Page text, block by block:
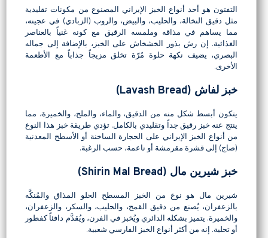
التفتون هو أحد أنواع الخبز الإيراني المصنوع من مكونات تقليدية
مثل دقيق النخالة، والحليب، والبيض، والروب (الزبادي) في عجينه،
مما يساهم في مذاقه وملمسه الرقيق مع كونه غنياً بالعناصر
الغذائية. إن رش بذور الخشخاش على الخبز، بالإضافة إلى جماله
البصري، يضيف نكهة حلوة مُرّة تخلق مزيجاً جذاباً مع الأطعمة
الأخرى.
خبز لفاش (Lavash Bread)
يتكون أبسط شكل منه من الدقيق، والماء، والملح، والخميرة، مما
ينتج عنه خبز رقيق جداً وتقليدي بالكامل. تؤدي طريقة خبز هذا النوع
من أنواع الخبز الإيراني على الحجارة الساخنة أو الأسطح المعدنية
(صاج) إلى قشرة مقرمشة أو ناعمة، حسب الرغبة.
خبز شيرين مال (Shirin Mal Bread)
شيرين مال هو نوع من الخبز المسطح الحلو المذاق والمُنكَّه
بالزعفران، يُصنع من دقيق القمح، والحليب، والسكر، والزعفران،
والخميرة. يتميز بشكله الدائري ويُخبز في الفرن، ويُقدَّم دافئاً كفطور
أو تحلية. إنه من أكثر أنواع الخبز الفارسي شعبية.